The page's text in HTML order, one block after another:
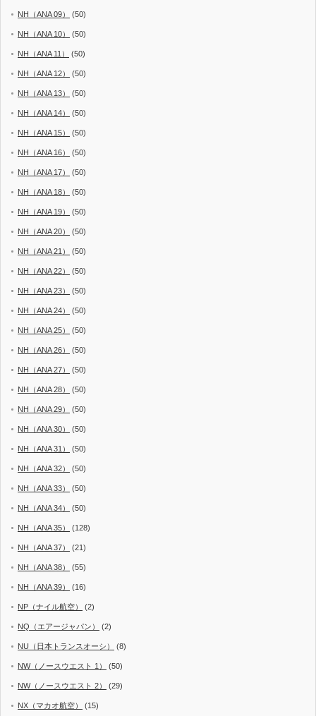
NH（ANA 09） (50)
NH（ANA 10） (50)
NH（ANA 11） (50)
NH（ANA 12） (50)
NH（ANA 13） (50)
NH（ANA 14） (50)
NH（ANA 15） (50)
NH（ANA 16） (50)
NH（ANA 17） (50)
NH（ANA 18） (50)
NH（ANA 19） (50)
NH（ANA 20） (50)
NH（ANA 21） (50)
NH（ANA 22） (50)
NH（ANA 23） (50)
NH（ANA 24） (50)
NH（ANA 25） (50)
NH（ANA 26） (50)
NH（ANA 27） (50)
NH（ANA 28） (50)
NH（ANA 29） (50)
NH（ANA 30） (50)
NH（ANA 31） (50)
NH（ANA 32） (50)
NH（ANA 33） (50)
NH（ANA 34） (50)
NH（ANA 35） (128)
NH（ANA 37） (21)
NH（ANA 38） (55)
NH（ANA 39） (16)
NP（ナイル航空） (2)
NQ（エアージャパン） (2)
NU（日本トランスオーシ） (8)
NW（ノースウエスト 1） (50)
NW（ノースウエスト 2） (29)
NX（マカオ航空） (15)